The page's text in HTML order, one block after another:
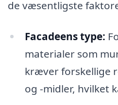
de væsentligste
Facadeens type:
materialer som
kræver forskellige
og -midler, hvilket